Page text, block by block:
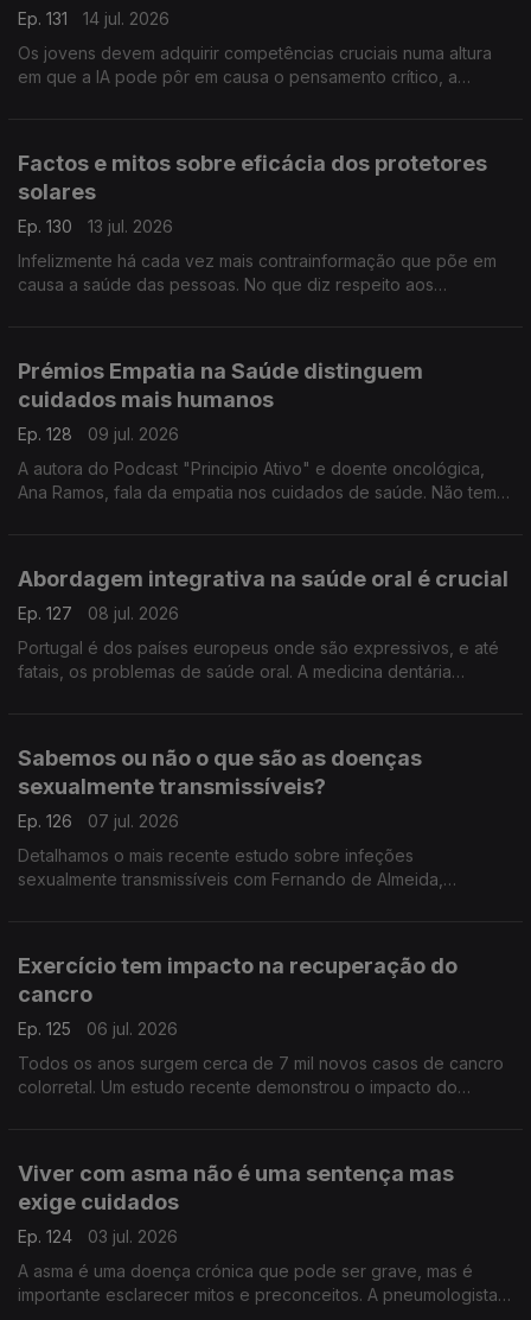
Ep. 131
14 jul. 2026
Os jovens devem adquirir competências cruciais numa altura
em que a IA pode pôr em causa o pensamento crítico, a
Factos e mitos sobre eficácia dos protetores
solares
Ep. 130
13 jul. 2026
Infelizmente há cada vez mais contrainformação que põe em
causa a saúde das pessoas. No que diz respeito aos
Prémios Empatia na Saúde distinguem
cuidados mais humanos
Ep. 128
09 jul. 2026
A autora do Podcast "Principio Ativo" e doente oncológica,
Ana Ramos, fala da empatia nos cuidados de saúde. Não tem
Abordagem integrativa na saúde oral é crucial
Ep. 127
08 jul. 2026
Portugal é dos países europeus onde são expressivos, e até
fatais, os problemas de saúde oral. A medicina dentária
Sabemos ou não o que são as doenças
sexualmente transmissíveis?
Ep. 126
07 jul. 2026
Detalhamos o mais recente estudo sobre infeções
sexualmente transmissíveis com Fernando de Almeida,
Exercício tem impacto na recuperação do
cancro
Ep. 125
06 jul. 2026
Todos os anos surgem cerca de 7 mil novos casos de cancro
colorretal. Um estudo recente demonstrou o impacto do
Viver com asma não é uma sentença mas
exige cuidados
Ep. 124
03 jul. 2026
A asma é uma doença crónica que pode ser grave, mas é
importante esclarecer mitos e preconceitos. A pneumologista